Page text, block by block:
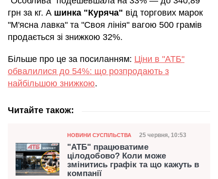
грн за кг. А шинка "Куряча" від торгових марок
"М'ясна лавка" та "Своя лінія" вагою 500 грамів
продається зі знижкою 32%.
Більше про це за посиланням: Ціни в "АТБ"
обвалилися до 54%: що розпродають з
найбільшою знижкою.
Читайте також:
Категорія
НОВИНИ СУСПІЛЬСТВА Дата публікації
25 червня, 10:53
"АТБ" працюватиме
цілодобово? Коли може
змінитись графік та що кажуть в
компанії